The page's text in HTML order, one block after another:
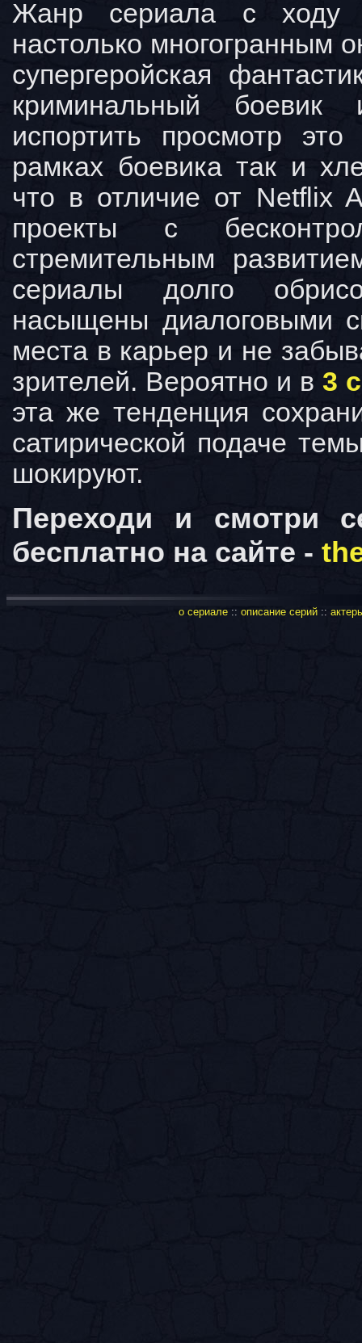
Жанр сериала с ходу
настолько многогранным
супергеройская
криминальный
испортить просмотр
рамках боевика так и
что в отличие от Netflix
проекты с
стремительным
сериалы долго
насыщены диалоговыми
места в карьер и не
зрителей. Вероятно и в 3
эта же тенденция
сатирической подаче
шокируют.
Переходи и смотри
бесплатно на сайте -
о сериале :: описание серий ::